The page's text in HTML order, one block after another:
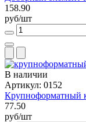
158.90
руб/шт
В наличии
Артикул: 0152
Крупноформатный
77.50
руб/шт